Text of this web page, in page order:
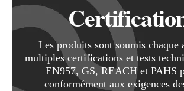
Les produits sont soumis chaque
multiples certifications et tests
EN957, GS, REACH et PAHS
conformément aux exigences